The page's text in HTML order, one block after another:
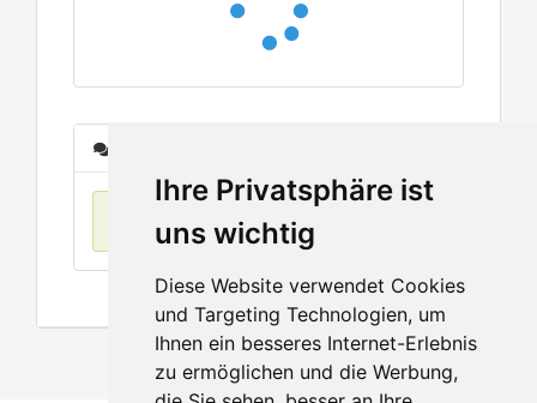
Ihre Privatsphäre ist
uns wichtig
Diese Website verwendet Cookies
und Targeting Technologien, um
Ihnen ein besseres Internet-Erlebnis
zu ermöglichen und die Werbung,
Keine Einträge